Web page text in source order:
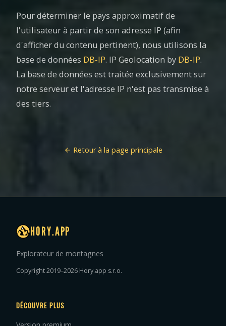
Pour déterminer le pays approximatif de
l'utilisateur à partir de son adresse IP (afin
d'afficher du contenu pertinent), nous utilisons la
base de données DB-IP. IP Geolocation by DB-IP.
La base de données est traitée exclusivement sur
notre serveur et l'adresse IP n'est pas transmise à
des tiers.
Retour à la page principale
HORY.APP
Explorateur de montagnes
Copyright 2019–2026 Hory.app s.r.o.
DÉCOUVRE PLUS